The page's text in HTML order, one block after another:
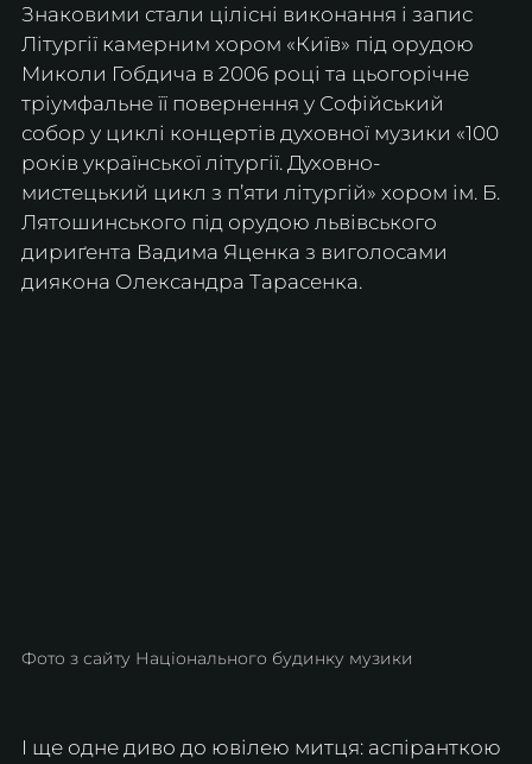
Знаковими стали цілісні виконання і запис
Літургії камерним хором «Київ» під орудою
Миколи Гобдича в 2006 році та цьогорічне
тріумфальне її повернення у Софійський
собор у циклі концертів духовної музики «100
років української літургії. Духовно-
мистецький цикл з п’яти літургій» хором ім. Б.
Лятошинського під орудою львівського
дириґента Вадима Яценка з виголосами
диякона Олександра Тарасенка.
Фото з сайту Національного будинку музики
І ще одне диво до ювілею митця: аспіранткою